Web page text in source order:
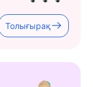
Толығырақ